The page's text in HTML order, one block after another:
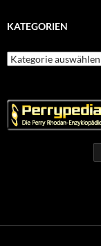
KATEGORIEN
Kategorien